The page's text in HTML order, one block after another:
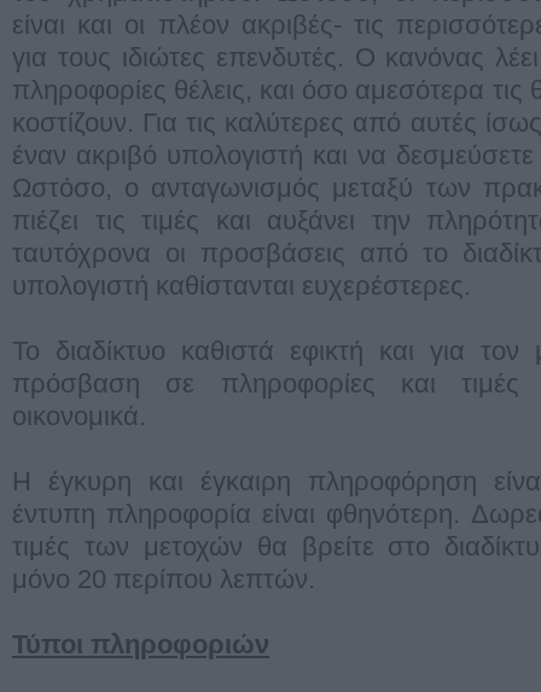
είναι και οι πλέον ακριβές- τις
για τους ιδιώτες επενδυτές. Ο κανόνας
πληροφορίες θέλεις, και όσο αμεσότερα τις
κοστίζουν. Για τις καλύτερες από αυτές
έναν ακριβό υπολογιστή και να
Ωστόσο, ο ανταγωνισμός μεταξύ των
πιέζει τις τιμές και αυξάνει την
ταυτόχρονα οι προσβάσεις από το
υπολογιστή καθίστανται ευχερέστερες.
Το διαδίκτυο καθιστά εφικτή και για τον
πρόσβαση σε πληροφορίες και τιμές
οικονομικά.
Η έγκυρη και έγκαιρη πληροφόρηση
έντυπη πληροφορία είναι φθηνότερη.
τιμές των μετοχών θα βρείτε στο
μόνο 20 περίπου λεπτών.
Τύποι πληροφοριών